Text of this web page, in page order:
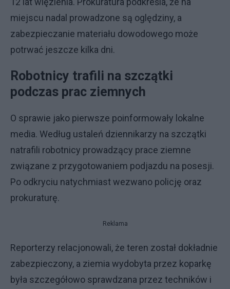
miejscu nadal prowadzone są oględziny, a
zabezpieczanie materiału dowodowego może
potrwać jeszcze kilka dni.
Robotnicy trafili na szczątki
podczas prac ziemnych
O sprawie jako pierwsze poinformowały lokalne
media. Według ustaleń dziennikarzy na szczątki
natrafili robotnicy prowadzący prace ziemne
związane z przygotowaniem podjazdu na posesji.
Po odkryciu natychmiast wezwano policję oraz
prokuraturę.
Reklama
Reporterzy relacjonowali, że teren został dokładnie
zabezpieczony, a ziemia wydobyta przez koparkę
była szczegółowo sprawdzana przez techników i